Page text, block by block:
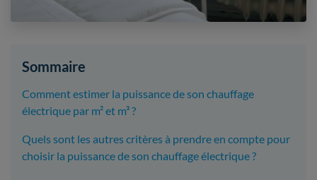
Sommaire
Comment estimer la puissance de son chauffage
électrique par m² et m³ ?
Quels sont les autres critères à prendre en compte pour
choisir la puissance de son chauffage électrique ?